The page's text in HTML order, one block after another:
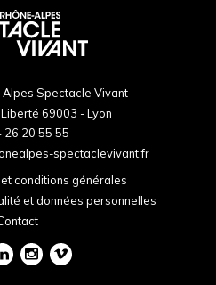
Spectacle Vivant
69003 - Lyon
26 20 55 55
spectaclevivant.fr
conditions générales
et données personnelles